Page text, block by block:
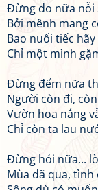
Đừng đo nữa nỗi
Bởi mênh mang
Bao nuối tiếc
Chỉ một mình
Đừng đếm nữa
Người còn đi,
Vườn hoa nắng
Chỉ còn ta lau
Đừng hỏi nữa...
Mùa đã qua, tình